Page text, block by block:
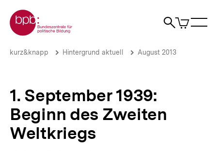
zum
Seiteninhalt
springen
Zur Startseite der bpb
Suche
Artikel
im
des
Zweiten
Weltkriegs
Hintergrund
aktuell
Brotkrümelnavigation
Pfadnavigation
kurz&knapp Hintergrund aktuell August 2013
1. September 1939:
Beginn des Zweiten
Weltkriegs